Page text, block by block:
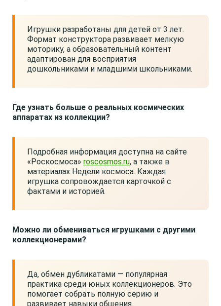
Игрушки разработаны для детей от 3 лет.
Формат конструктора развивает мелкую
моторику, а образовательный контент
адаптирован для восприятия
дошкольниками и младшими школьниками.
Где узнать больше о реальных космических
аппаратах из коллекции?
Подробная информация доступна на сайте
«Роскосмоса» roscosmos.ru, а также в
материалах Недели космоса. Каждая
игрушка сопровождается карточкой с
фактами и историей.
Можно ли обмениваться игрушками с другими
коллекционерами?
Да, обмен дубликатами — популярная
практика среди юных коллекционеров. Это
помогает собрать полную серию и
развивает навыки общения.